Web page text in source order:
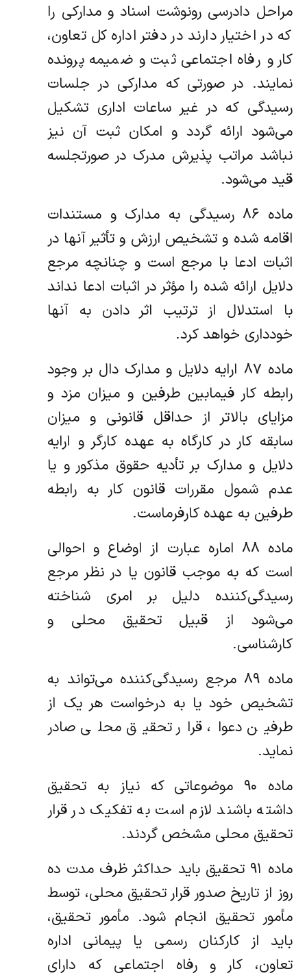
مراحل دادرسی رونوشت اسناد و مدارکی را
که در اختیار دارند در دفتر اداره کل تعاون،
کار و رفاه اجتماعی ثبت و ضمیمه پرونده
نمایند. در صورتی که مدارکی در جلسات
رسیدگی که در غیر ساعات اداری تشکیل
می‌شود ارائه گردد و امکان ثبت آن نیز
نباشد مراتب پذیرش مدرک در صورتجلسه
قید می‌شود.
ماده ۸۶ رسیدگی به مدارک و مستندات
اقامه شده و تشخیص ارزش و تأثیر آنها در
اثبات ادعا با مرجع است و چنانچه مرجع
دلایل ارائه شده را مؤثر در اثبات ادعا نداند
با استدلال از ترتیب اثر دادن به آنها
خودداری خواهد کرد.
ماده ۸۷ ارایه دلایل و مدارک دال بر وجود
رابطه کار فیمابین طرفین و میزان مزد و
مزایای بالاتر از حداقل قانونی و میزان
سابقه کار در کارگاه به عهده کارگر و ارایه
دلایل و مدارک بر تأدیه حقوق مذکور و یا
عدم شمول مقررات قانون کار به رابطه
طرفین به عهده کارفرماست.
ماده ۸۸ اماره عبارت از اوضاع و احوالی
است که به موجب قانون یا در نظر مرجع
رسیدگی‌کننده دلیل بر امری شناخته
می‌شود از قبیل تحقیق محلی و
کارشناسی.
ماده ۸۹ مرجع رسیدگی‌کننده می‌تواند به
تشخیص خود یا به درخواست هر یک از
طرفین دعوا، قرار تحقیق محلی صادر
نماید.
ماده ۹۰ موضوعاتی که نیاز به تحقیق
داشته باشند لازم است به تفکیک در قرار
تحقیق محلی مشخص گردند.
ماده ۹۱ تحقیق باید حداکثر ظرف مدت ده
روز از تاریخ صدور قرار تحقیق محلی، توسط
مأمور تحقیق انجام شود. مأمور تحقیق،
باید از کارکنان رسمی یا پیمانی اداره
تعاون، کار و رفاه اجتماعی که دارای